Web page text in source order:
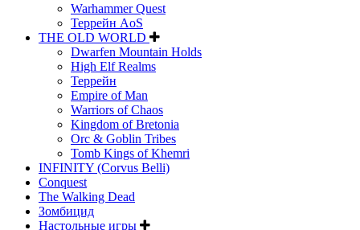
Warhammer Quest
Террейн AoS
THE OLD WORLD
Dwarfen Mountain Holds
High Elf Realms
Террейн
Empire of Man
Warriors of Chaos
Kingdom of Bretonia
Orc & Goblin Tribes
Tomb Kings of Khemri
INFINITY (Corvus Belli)
Conquest
The Walking Dead
Зомбицид
Настольные игры